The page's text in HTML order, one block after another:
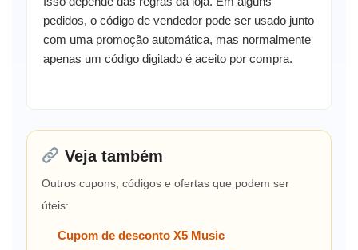
pedidos, o código de vendedor pode ser usado junto
com uma promoção automática, mas normalmente
apenas um código digitado é aceito por compra.
Veja também
Outros cupons, códigos e ofertas que podem ser
úteis:
Cupom de desconto X5 Music